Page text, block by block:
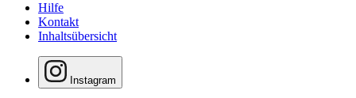
Hilfe
Kontakt
Inhaltsübersicht
Instagram